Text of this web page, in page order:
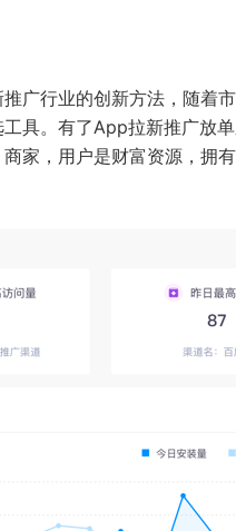
广行业的创新方法，随着
具。有了App拉新推广放
家，用户是财富资源，拥